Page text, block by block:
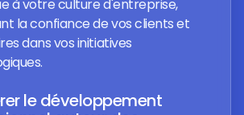
à votre culture d'entreprise,
la confiance de vos clients et
dans vos initiatives
le développement